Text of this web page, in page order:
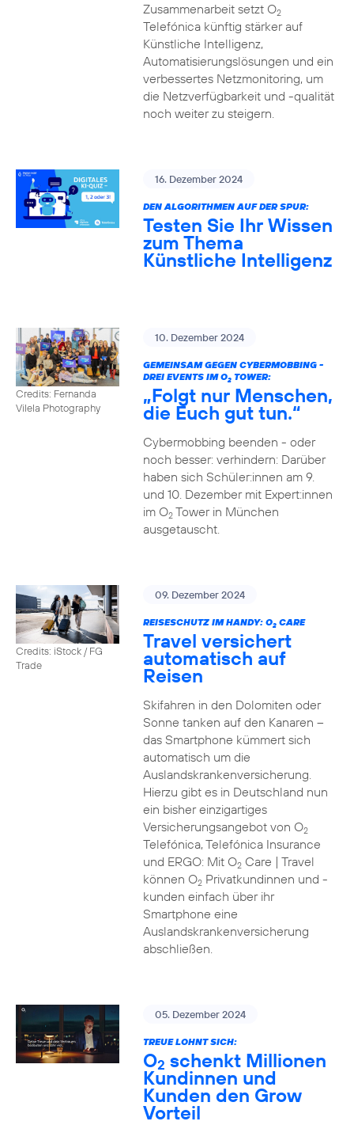
Zusammenarbeit setzt O2
Telefónica künftig stärker auf
Künstliche Intelligenz,
Automatisierungslösungen und ein
verbessertes Netzmonitoring, um
die Netzverfügbarkeit und -qualität
noch weiter zu steigern.
16. Dezember 2024
DEN ALGORITHMEN AUF DER SPUR:
Testen Sie Ihr Wissen
zum Thema
Künstliche Intelligenz
Credits: Fernanda
Vilela Photography
10. Dezember 2024
GEMEINSAM GEGEN CYBERMOBBING -
DREI EVENTS IM O2TOWER:
„Folgt nur Menschen,
die Euch gut tun.“
Cybermobbing beenden - oder
noch besser: verhindern: Darüber
haben sich Schüler:innen am 9.
und 10. Dezember mit Expert:innen
im O2Tower in München
ausgetauscht.
Credits: iStock / FG
Trade
09. Dezember 2024
REISESCHUTZ IM HANDY: O2CARE
Travel versichert
automatisch auf
Reisen
Skifahren in den Dolomiten oder
Sonne tanken auf den Kanaren –
das Smartphone kümmert sich
automatisch um die
Auslandskrankenversicherung.
Hierzu gibt es in Deutschland nun
ein bisher einzigartiges
Versicherungsangebot von O2
Telefónica, Telefónica Insurance
und ERGO: Mit O2Care | Travel
können O2Privatkundinnen und -
kunden einfach über ihr
Smartphone eine
Auslandskrankenversicherung
abschließen.
05. Dezember 2024
TREUE LOHNT SICH:
O2 schenkt Millionen
Kundinnen und
Kunden den Grow
Vorteil